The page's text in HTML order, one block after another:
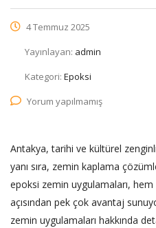
4 Temmuz 2025
Yayınlayan: admin
Kategori: Epoksi
Yorum yapılmamış
Antakya, tarihi ve kültürel
yanı sıra, zemin kaplama
epoksi zemin uygulamaları,
açısından pek çok avantaj
zemin uygulamaları hakkında